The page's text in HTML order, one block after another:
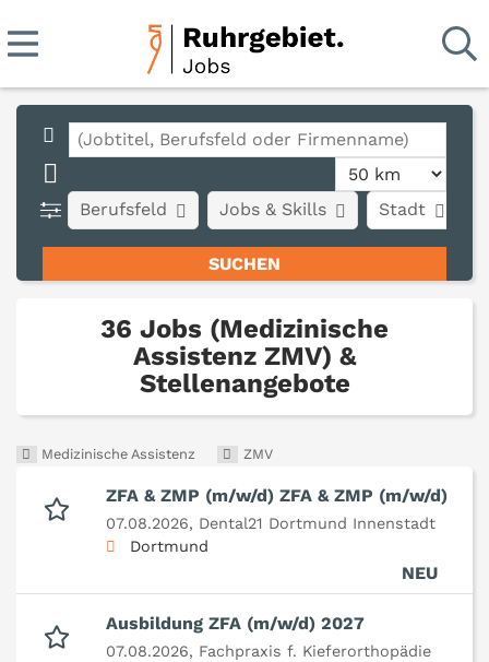
Stadt
Berufsfeld Jobs & Skills
36 Jobs (Medizinische
Assistenz ZMV) &
Stellenangebote
Medizinische Assistenz ZMV
ZFA & ZMP (m/w/d) ZFA & ZMP (m/w/d)
07.08.2026, Dental21 Dortmund Innenstadt
Dortmund
NEU
Ausbildung ZFA (m/w/d) 2027
07.08.2026, Fachpraxis f. Kieferorthopädie